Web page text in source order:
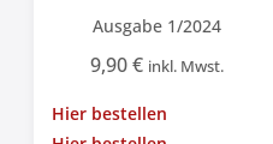
Ausgabe 1/2024
9,90€ inkl. Mwst.
Hier bestellen